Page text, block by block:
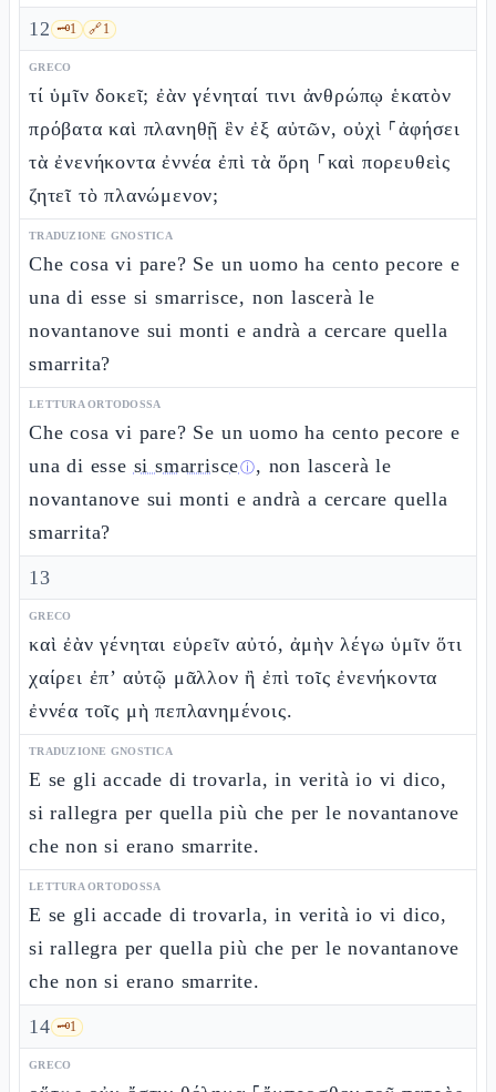
12 🗝️1 🔗1
GRECO
τί ὑμῖν δοκεῖ; ἐὰν γένηταί τινι ἀνθρώπῳ ἑκατὸν
πρόβατα καὶ πλανηθῇ ἓν ἐξ αὐτῶν, οὐχὶ ⸀ἀφήσει
τὰ ἐνενήκοντα ἐννέα ἐπὶ τὰ ὄρη ⸀καὶ πορευθεὶς
ζητεῖ τὸ πλανώμενον;
TRADUZIONE GNOSTICA
Che cosa vi pare? Se un uomo ha cento pecore e
una di esse si smarrisce, non lascerà le
novantanove sui monti e andrà a cercare quella
smarrita?
LETTURA ORTODOSSA
Che cosa vi pare? Se un uomo ha cento pecore e
una di esse si smarrisceⓘ, non lascerà le
novantanove sui monti e andrà a cercare quella
smarrita?
13
GRECO
καὶ ἐὰν γένηται εὑρεῖν αὐτό, ἀμὴν λέγω ὑμῖν ὅτι
χαίρει ἐπ’ αὐτῷ μᾶλλον ἢ ἐπὶ τοῖς ἐνενήκοντα
ἐννέα τοῖς μὴ πεπλανημένοις.
TRADUZIONE GNOSTICA
E se gli accade di trovarla, in verità io vi dico,
si rallegra per quella più che per le novantanove
che non si erano smarrite.
LETTURA ORTODOSSA
E se gli accade di trovarla, in verità io vi dico,
si rallegra per quella più che per le novantanove
che non si erano smarrite.
14 🗝️1
GRECO